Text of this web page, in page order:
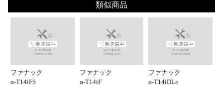
類似商品
ファナック
α-T14iFS
ファナック
α-T14iF
ファナック
α-T14iDLe